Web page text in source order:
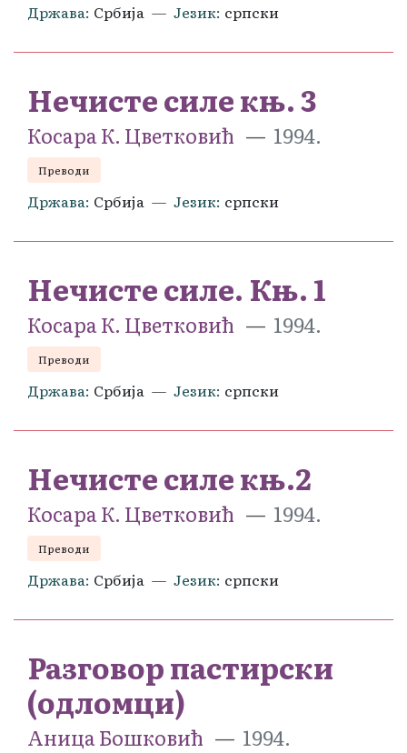
Држава Србија Језик српски
Нечисте силе књ. 3
Косара К. Цветковић 1994.
Преводи
Држава Србија Језик српски
Нечисте силе. Књ. 1
Косара К. Цветковић 1994.
Преводи
Држава Србија Језик српски
Нечисте силе књ.2
Косара К. Цветковић 1994.
Преводи
Држава Србија Језик српски
Разговор пастирски
(одломци)
Аница Бошковић 1994.